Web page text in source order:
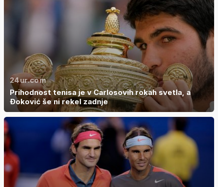
24ur.com
Prihodnost tenisa je v Carlosovih rokah svetla, a
Đoković še ni rekel zadnje